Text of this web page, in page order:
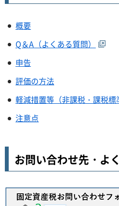
概要
Q＆A（よくある質問）
申告
評価の方法
軽減措置等（非課税・課税標
注意点
お問い合わせ先・よ